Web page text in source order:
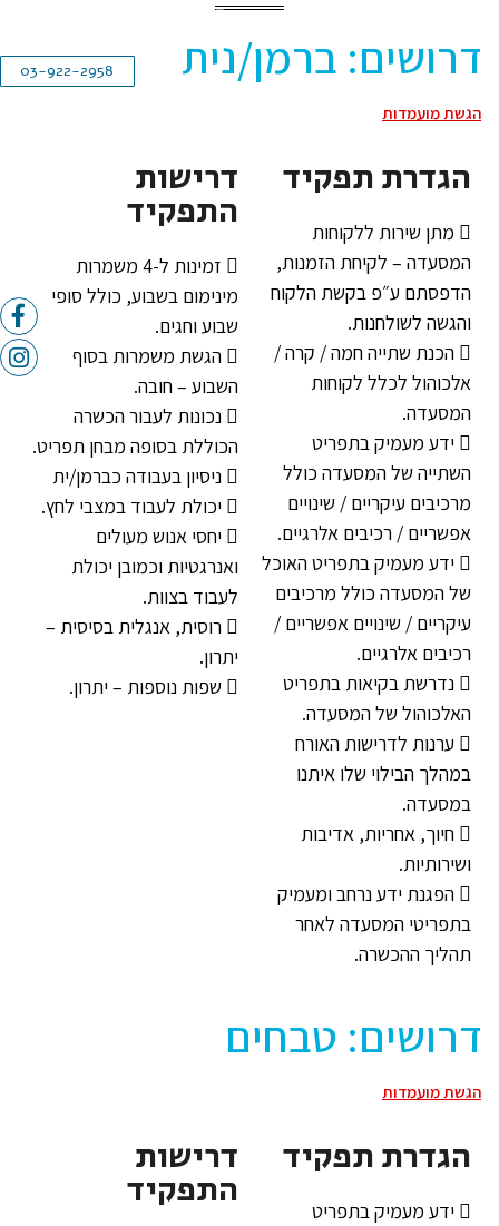
03-922-2958 דרושים: ברמן/נית
הגשת מועמדות
הגדרת תפקיד
 מתן שירות ללקוחות
המסעדה – לקיחת הזמנות,
הדפסתם ע״פ בקשת הלקוח
והגשה לשולחנות.
 הכנת שתייה חמה / קרה /
אלכוהול לכלל לקוחות
המסעדה.
 ידע מעמיק בתפריט
השתייה של המסעדה כולל
מרכיבים עיקריים / שינויים
אפשריים / רכיבים אלרגיים.
 ידע מעמיק בתפריט האוכל
של המסעדה כולל מרכיבים
עיקריים / שינויים אפשריים /
רכיבים אלרגיים.
 נדרשת בקיאות בתפריט
האלכוהול של המסעדה.
 ערנות לדרישות האורח
במהלך הבילוי שלו איתנו
במסעדה.
 חיוך, אחריות, אדיבות
ושירותיות.
 הפגנת ידע נרחב ומעמיק
בתפריטי המסעדה לאחר
תהליך ההכשרה.
דרישות
התפקיד
 זמינות ל-4 משמרות
מינימום בשבוע, כולל סופי
שבוע וחגים.
 הגשת משמרות בסוף
השבוע – חובה.
 נכונות לעבור הכשרה
הכוללת בסופה מבחן תפריט.
 ניסיון בעבודה כברמן/ית
 יכולת לעבוד במצבי לחץ.
 יחסי אנוש מעולים
ואנרגטיות וכמובן יכולת
לעבוד בצוות.
 רוסית, אנגלית בסיסית –
יתרון.
 שפות נוספות – יתרון.
דרושים: טבחים
הגשת מועמדות
הגדרת תפקיד
 ידע מעמיק בתפריט
דרישות
התפקיד